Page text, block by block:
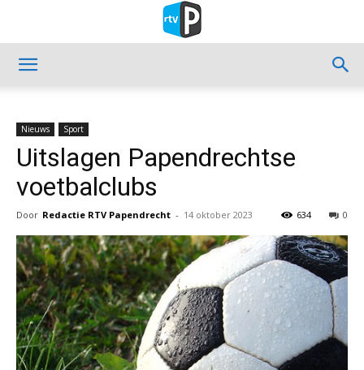
Nieuws Sport
Uitslagen Papendrechtse
voetbalclubs
Door Redactie RTV Papendrecht - 14 oktober 2023 0
634